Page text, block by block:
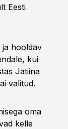
Eesti
ja hooldav
kui
Jatiina
valitud.
oma
kelle